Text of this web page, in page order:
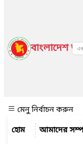
বাংলাদেশ
মেনু নির্বাচন করুন
আমাদের